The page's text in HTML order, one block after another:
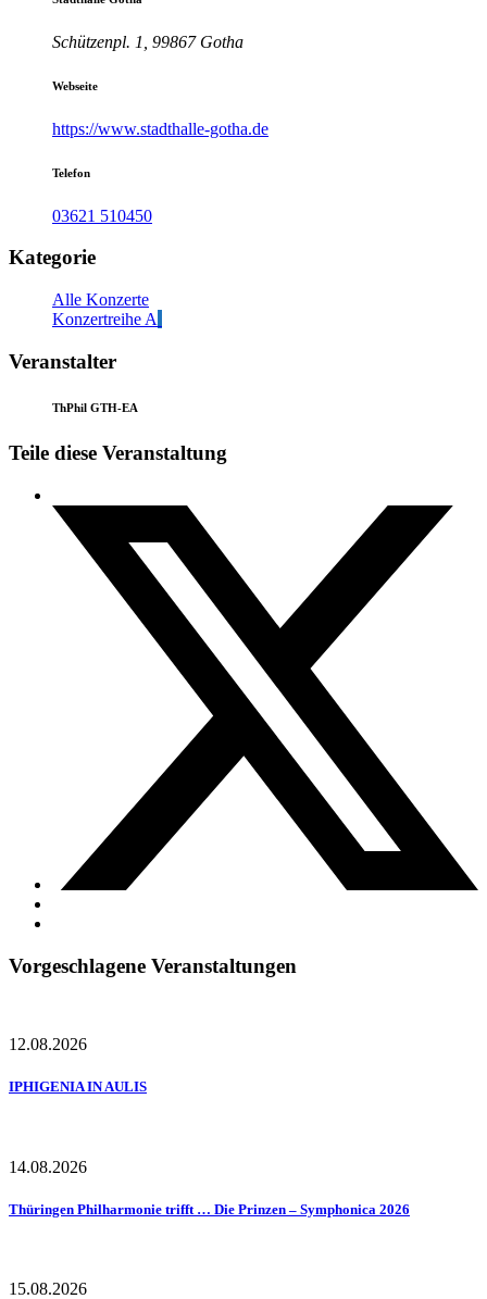
Schützenpl. 1, 99867 Gotha
Webseite
https://www.stadthalle-gotha.de
Telefon
03621 510450
Kategorie
Alle Konzerte
Konzertreihe A
Veranstalter
ThPhil GTH-EA
Teile diese Veranstaltung
Vorgeschlagene Veranstaltungen
12.08.2026
IPHIGENIA IN AULIS
14.08.2026
Thüringen Philharmonie trifft … Die Prinzen – Symphonica 2026
15.08.2026